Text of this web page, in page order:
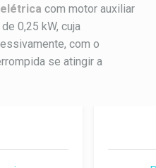
com motor auxiliar
0,25 kW, cuja
com o
se atingir a